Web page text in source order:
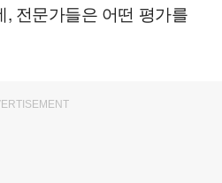
, 전문가들은 어떤 평가를